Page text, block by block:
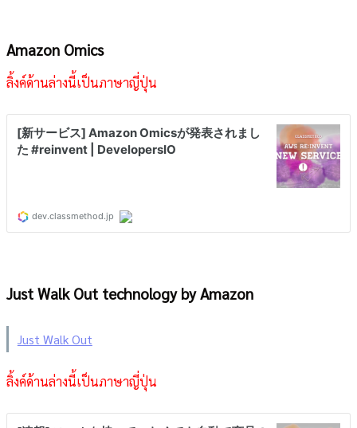
Amazon Omics
ลิ้งค์ด้านล่างนี้เป็นภาษาญี่ปุ่น
Just Walk Out technology by Amazon
Just Walk Out
ลิ้งค์ด้านล่างนี้เป็นภาษาญี่ปุ่น